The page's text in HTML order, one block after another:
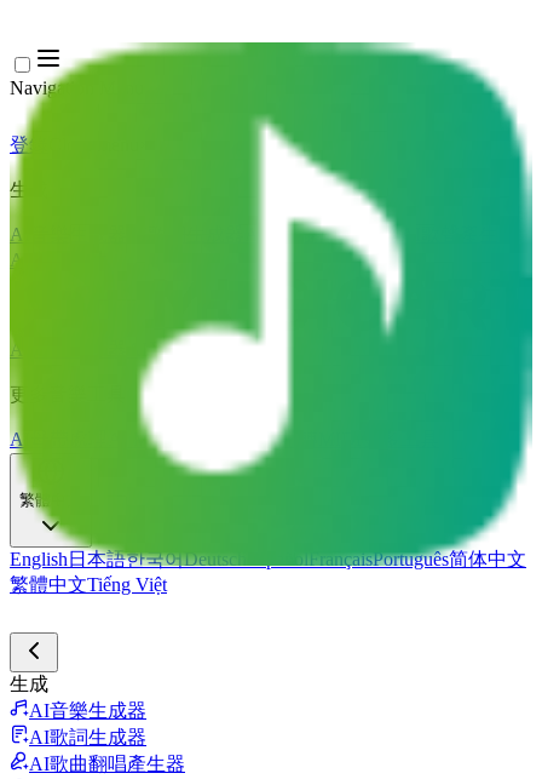
Navigation Menu
登錄
生成
AI音樂生成器 AI歌曲翻唱產生器AI歌聲產生器
AI音樂影片
AI人聲去除器 AI音軌分離
更多音樂工具
AI母帶處理 AI MIDI編輯器 AI 音訊轉MIDI
繁體中文
English 日本語한국어Deutsch EspañolFrançaisPortuguês简体中文
繁體中文Tiếng Việt
生成
AI音樂生成器
AI歌詞生成器
AI歌曲翻唱產生器